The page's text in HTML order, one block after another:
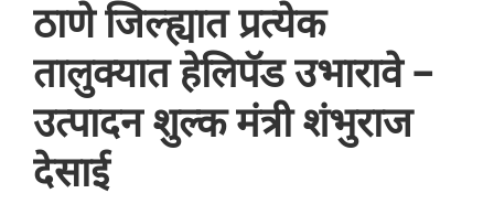
ठाणे जिल्ह्यात प्रत्येक
तालुक्यात हेलिपॅड उभारावे –
उत्पादन शुल्क मंत्री शंभुराज
देसाई